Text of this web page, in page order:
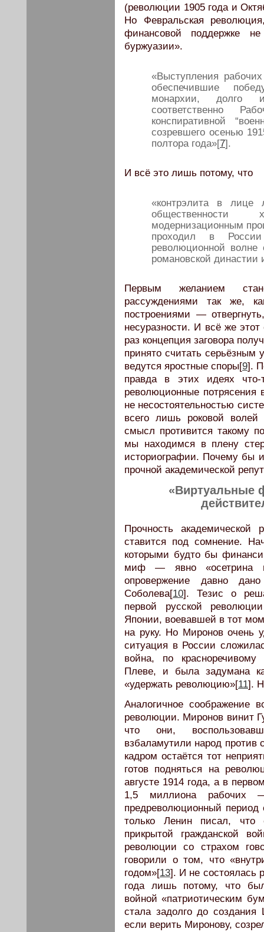
(революции 1905 года и
Но Февральская
финансовой поддержке
буржуазии».
«Выступления
обеспечившие
монархии, долго
соответственно
конспиративной
созревшего осенью
полтора года»[7].
И всё это лишь потому, что
«контрэлита в лице
модернизационным
проходил в
революционной
романовской династии
Первым желанием
рассуждениями так же,
построениями —
несуразности. И всё же
раз концепция заговора
принято считать серьёзным
ведутся яростные споры[9].
правда в этих идеях
революционные
не несостоятельностью
всего лишь роковой волей
смысл противится такому
мы находимся в плену
историографии. Почему бы и
прочной академической
«Виртуальные
Прочность
ставится под сомнение.
которыми будто бы
миф — явно «осетрина
опровержение давно
Соболева[10]. Тезис о
первой русской
Японии, воевавшей в тот
на руку. Но Миронов очень
ситуация в России
война, по
Плеве, и была задумана
«удержать революцию»[11].
Аналогичное соображение
революции. Миронов винит
что они,
взбаламутили народ против
кадром остаётся тот
готов подняться на
августе 1914 года, а в
1,5 миллиона рабочих
предреволюционный период
только Ленин писал, что
прикрытой гражданской
революции со страхом
говорили о том, что
годом»[13]. И не состоялась
года лишь потому, что
войной «патриотическим
стала задолго до
если верить Миронову,